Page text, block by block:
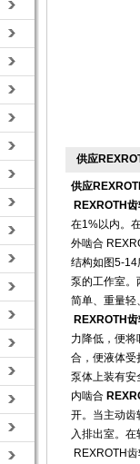
供应
供应
REXROTH
在1%以内。
外啮合
结构如图5-14
泵的工作室。
简单、重量轻
REXROTH
力降低，便
合，便液体受
泵体上装有安
内啮合
开。当主动齿
入排出室。在
REXROTH